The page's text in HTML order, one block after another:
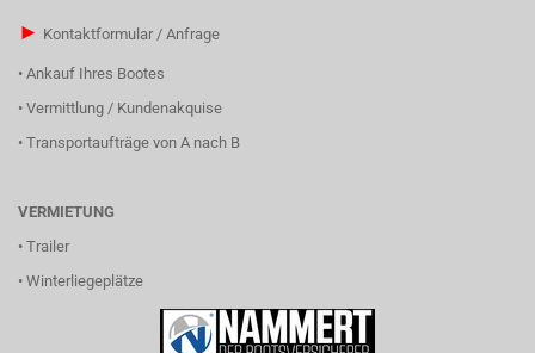
► Kontaktformular / Anfrage
• Ankauf Ihres Bootes
• Vermittlung / Kundenakquise
• Transportaufträge von A nach B
VERMIETUNG
• Trailer
• Winterliegeplätze